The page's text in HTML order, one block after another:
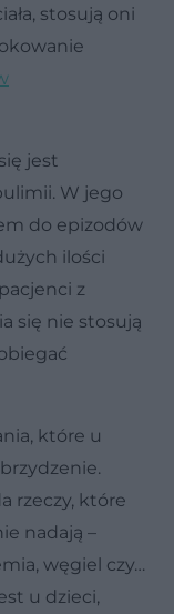
stosują oni
jest
W jego
do epizodów
ilości
z
się nie stosują
które u
rzeczy, które
nadają –
węgiel czy…
u dzieci,